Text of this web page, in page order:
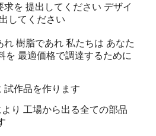
を 提出してください デザイ
してください
樹脂であれ 私たちは あなた
を 最適価格で調達するために
試作品を作ります
り 工場から出る全ての部品